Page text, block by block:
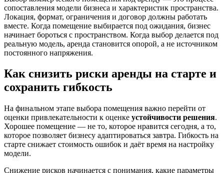
сопоставления модели бизнеса и характеристик пространства.
Локация, формат, ограничения и договор должны работать
вместе. Когда помещение выбирается под ожидания, бизнес
начинает бороться с пространством. Когда выбор делается под
реальную модель, аренда становится опорой, а не источником
постоянного напряжения.
Как снизить риски аренды на старте и
сохранить гибкость
На финальном этапе выбора помещения важно перейти от
оценки привлекательности к оценке устойчивости решения.
Хорошее помещение — не то, которое нравится сегодня, а то,
которое позволяет бизнесу адаптироваться завтра. Гибкость на
старте снижает стоимость ошибок и даёт время на настройку
модели.
Снижение рисков начинается с понимания, какие параметры